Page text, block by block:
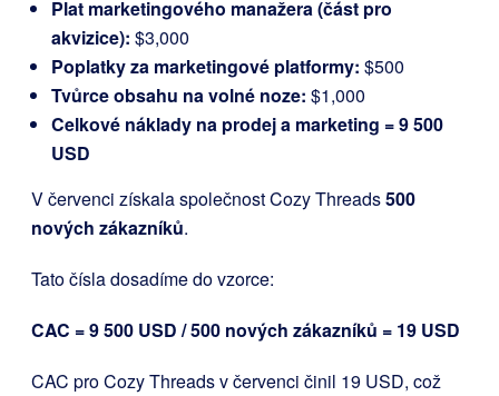
Plat marketingového manažera (část pro
akvizice): $3,000
Poplatky za marketingové platformy: $500
Tvůrce obsahu na volné noze: $1,000
Celkové náklady na prodej a marketing = 9 500
USD
V červenci získala společnost Cozy Threads500
nových zákazníků.
Tato čísla dosadíme do vzorce:
CAC = 9 500 USD / 500 nových zákazníků = 19 USD
CAC pro Cozy Threads v červenci činil 19 USD, což